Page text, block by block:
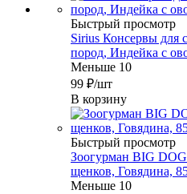
Быстрый просмотр
Sirius Консервы для
пород, Индейка с
Меньше 10
99 ₽/шт
В корзину
Быстрый просмотр
Зоогурман BIG
щенков, Говядина,
Меньше 10